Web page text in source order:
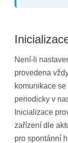
Není-li
provedena
komunikace
periodicky v
Inicializace
zařízení dle
pro spontánní